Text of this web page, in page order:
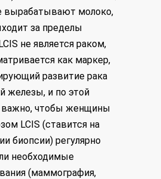
вырабатывают молоко,
за пределы
не является раком,
как маркер,
развитие рака
железы, и по этой
важно, чтобы женщины
LCIS (ставится на
биопсии) регулярно
необходимые
(маммография,